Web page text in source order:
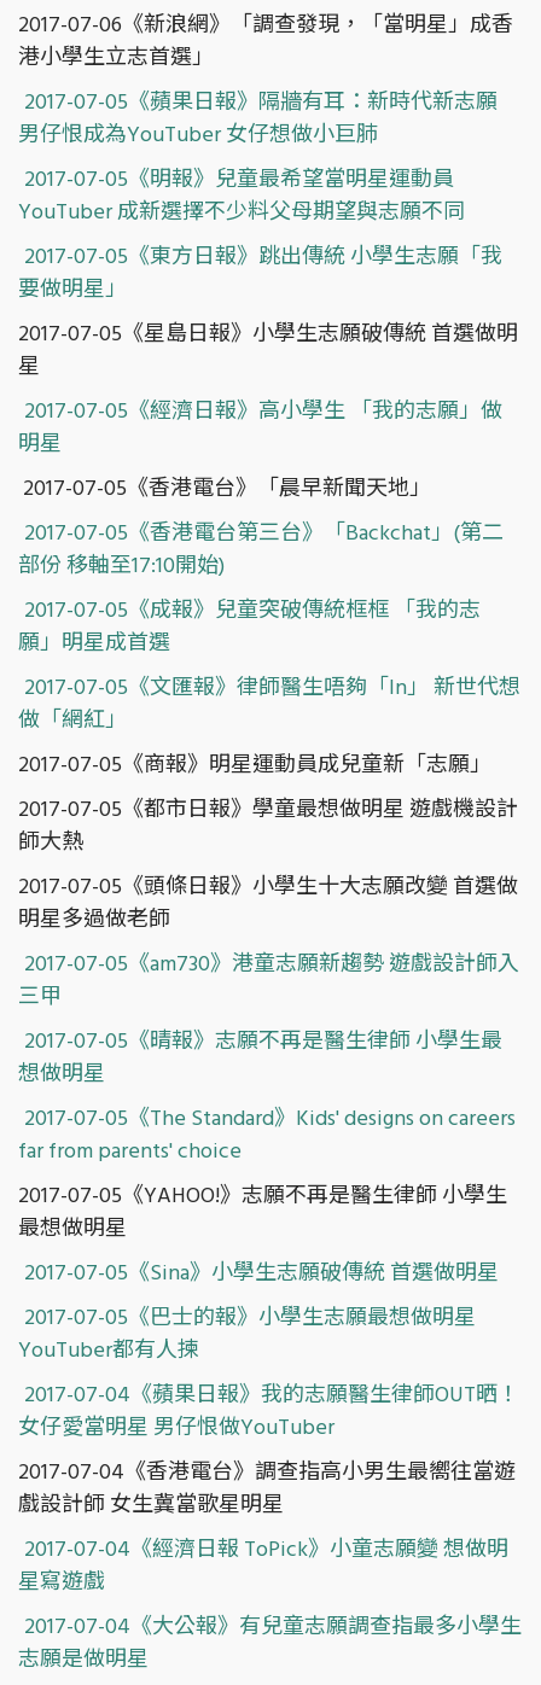
2017-07-06《新浪網》「調查發現，「當明星」成香
港小學生立志首選」
2017-07-05《蘋果日報》隔牆有耳：新時代新志願
男仔恨成為YouTuber 女仔想做小巨肺
2017-07-05《明報》兒童最希望當明星運動員
YouTuber 成新選擇不少料父母期望與志願不同
2017-07-05《東方日報》跳出傳統 小學生志願「我
要做明星」
2017-07-05《星島日報》小學生志願破傳統 首選做明
星
2017-07-05《經濟日報》高小學生 「我的志願」做
明星
2017-07-05《香港電台》「晨早新聞天地」
2017-07-05《香港電台第三台》「Backchat」(第二
部份 移軸至17:10開始)
2017-07-05《成報》兒童突破傳統框框 「我的志
願」明星成首選
2017-07-05《文匯報》律師醫生唔夠「In」 新世代想
做「網紅」
2017-07-05《商報》明星運動員成兒童新「志願」
2017-07-05《都市日報》學童最想做明星 遊戲機設計
師大熱
2017-07-05《頭條日報》小學生十大志願改變 首選做
明星多過做老師
2017-07-05《am730》港童志願新趨勢 遊戲設計師入
三甲
2017-07-05《晴報》志願不再是醫生律師 小學生最
想做明星
2017-07-05《The Standard》Kids' designs on careers
far from parents' choice
2017-07-05《YAHOO!》志願不再是醫生律師 小學生
最想做明星
2017-07-05《Sina》小學生志願破傳統 首選做明星
2017-07-05《巴士的報》小學生志願最想做明星
YouTuber都有人揀
2017-07-04《蘋果日報》我的志願醫生律師OUT晒！
女仔愛當明星 男仔恨做YouTuber
2017-07-04《香港電台》調查指高小男生最嚮往當遊
戲設計師 女生冀當歌星明星
2017-07-04《經濟日報 ToPick》小童志願變 想做明
星寫遊戲
2017-07-04《大公報》有兒童志願調查指最多小學生
志願是做明星